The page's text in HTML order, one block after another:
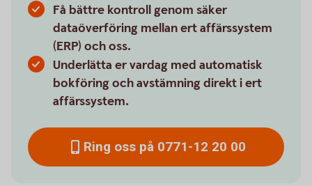
Få bättre kontroll genom säker
dataöverföring mellan ert affärssystem
(ERP) och oss.
Underlätta er vardag med automatisk
bokföring och avstämning direkt i ert
affärssystem.
Ring oss på 0771-12 20 00